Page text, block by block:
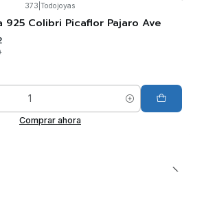
373 Todojoyas
925 Colibri Picaflor Pajaro Ave
Comprar ahora